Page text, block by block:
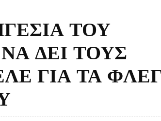
ΤΟΥ
ΔΕΙ ΤΟΥΣ
ΓΙΑ ΤΑ